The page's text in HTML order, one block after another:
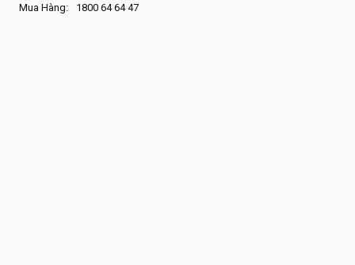
Mua Hàng: 1800 64 64 47